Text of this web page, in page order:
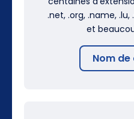
.net, .org, .name, .lu,
et
Nom